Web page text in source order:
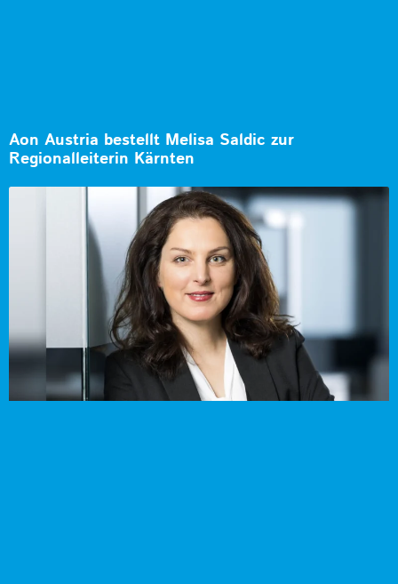
Aon Austria bestellt Melisa Saldic zur
Regionalleiterin Kärnten